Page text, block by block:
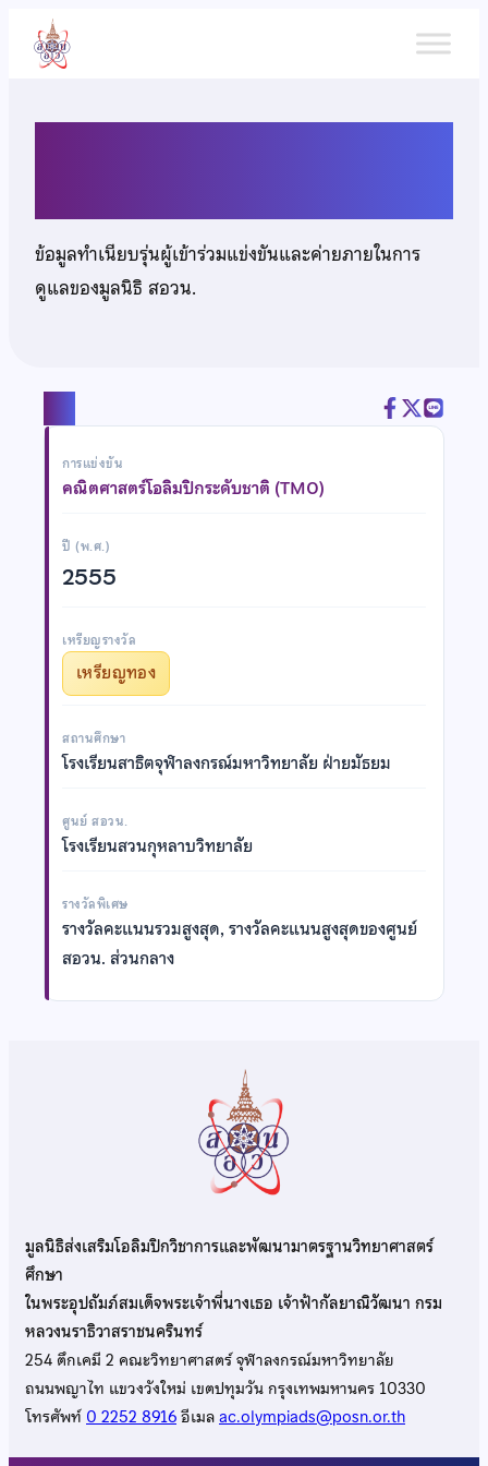
เนื้อหา
ข้อมูลทำเนียบรุ่นผู้เข้าร่วมแข่งขันและค่ายภายในการ
ดูแลของมูลนิธิ สอวน.
การแข่งขัน
คณิตศาสตร์โอลิมปิกระดับชาติ (TMO)
ปี (พ.ศ.)
2555
เหรียญรางวัล
เหรียญทอง
สถานศึกษา
โรงเรียนสาธิตจุฬาลงกรณ์มหาวิทยาลัย ฝ่ายมัธยม
ศูนย์ สอวน.
โรงเรียนสวนกุหลาบวิทยาลัย
รางวัลพิเศษ
รางวัลคะแนนรวมสูงสุด, รางวัลคะแนนสูงสุดของศูนย์
สอวน. ส่วนกลาง
มูลนิธิส่งเสริมโอลิมปิกวิชาการและพัฒนามาตรฐานวิทยาศาสตร์
ศึกษา
ในพระอุปถัมภ์สมเด็จพระเจ้าพี่นางเธอ เจ้าฟ้ากัลยาณิวัฒนา กรม
หลวงนราธิวาสราชนครินทร์
254 ตึกเคมี 2 คณะวิทยาศาสตร์ จุฬาลงกรณ์มหาวิทยาลัย
ถนนพญาไท แขวงวังใหม่ เขตปทุมวัน กรุงเทพมหานคร 10330
โทรศัพท์0 2252 8916อีเมลac.olympiads@posn.or.th